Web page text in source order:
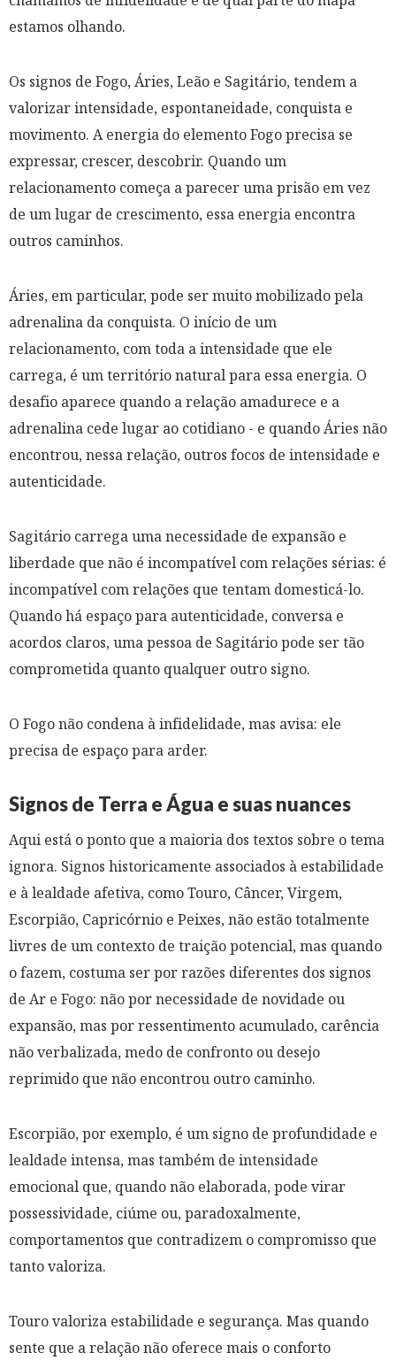
estamos olhando.
Os signos de Fogo, Áries, Leão e Sagitário, tendem a
valorizar intensidade, espontaneidade, conquista e
movimento. A energia do elemento Fogo precisa se
expressar, crescer, descobrir. Quando um
relacionamento começa a parecer uma prisão em vez
de um lugar de crescimento, essa energia encontra
outros caminhos.
Áries, em particular, pode ser muito mobilizado pela
adrenalina da conquista. O início de um
relacionamento, com toda a intensidade que ele
carrega, é um território natural para essa energia. O
desafio aparece quando a relação amadurece e a
adrenalina cede lugar ao cotidiano - e quando Áries não
encontrou, nessa relação, outros focos de intensidade e
autenticidade.
Sagitário carrega uma necessidade de expansão e
liberdade que não é incompatível com relações sérias: é
incompatível com relações que tentam domesticá-lo.
Quando há espaço para autenticidade, conversa e
acordos claros, uma pessoa de Sagitário pode ser tão
comprometida quanto qualquer outro signo.
O Fogo não condena à infidelidade, mas avisa: ele
precisa de espaço para arder.
Signos de Terra e Água e suas nuances
Aqui está o ponto que a maioria dos textos sobre o tema
ignora. Signos historicamente associados à estabilidade
e à lealdade afetiva, como Touro, Câncer, Virgem,
Escorpião, Capricórnio e Peixes, não estão totalmente
livres de um contexto de traição potencial, mas quando
o fazem, costuma ser por razões diferentes dos signos
de Ar e Fogo: não por necessidade de novidade ou
expansão, mas por ressentimento acumulado, carência
não verbalizada, medo de confronto ou desejo
reprimido que não encontrou outro caminho.
Escorpião, por exemplo, é um signo de profundidade e
lealdade intensa, mas também de intensidade
emocional que, quando não elaborada, pode virar
possessividade, ciúme ou, paradoxalmente,
comportamentos que contradizem o compromisso que
tanto valoriza.
Touro valoriza estabilidade e segurança. Mas quando
sente que a relação não oferece mais o conforto